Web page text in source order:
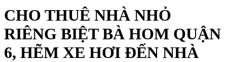
CHO THUÊ NHÀ NHỎ
RIÊNG BIỆT BÀ HOM QUẬN
6, HẼM XE HƠI ĐẾN NHÀ